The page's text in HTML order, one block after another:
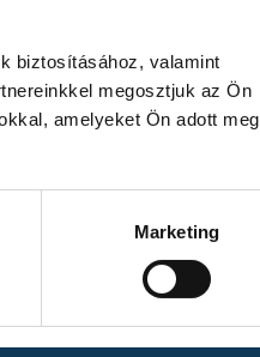
biztosításához, valamint
megosztjuk az Ön
amelyeket Ön adott meg
Marketing
Az év legsűrűbb
én éjjel tetőzik majd a
ugyanezen a napon
meg lehet majd figyelni.
Lekapcsolják
szökőkutakat
A kormány
csatlakozva
Főegyházmegye is
és nevezetességek